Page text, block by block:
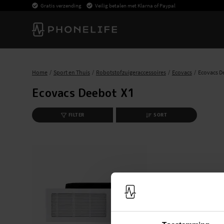
Gratis verzending Veilig betalen met Klarna of Paypal
Home Sport en Thuis Robotstofzuigeraccessoires Ecovacs Ecovacs
Ecovacs Deebot X1
FILTER SORT